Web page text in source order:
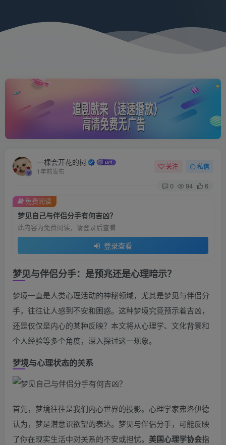
一棵会开花的树
1年前发布
关注 私信
0 94 6
梦见自己与伴侣分手有何吉凶？
此内容为免费阅读，请登录后查看
登录查看
免费阅读
梦见与伴侣分手：是预兆还是心理暗示？
梦境一直是人类心理活动的神秘领域，尤其是梦见与伴侣分
手，往往让人感到不安和困惑。这种梦境究竟预示着吉凶，
还是仅仅是内心的某种反映？本文将从心理学、文化背景和
个人经验等多个角度，深入探讨这一现象。
梦境与心理状态的关系
首先，梦境往往是我们内心世界的投影。心理学家弗洛伊德
认为，梦是潜意识欲望的表达。梦见与伴侣分手，可能反映
了你在现实生活中对关系的不安或担忧。 美国心理学协会指